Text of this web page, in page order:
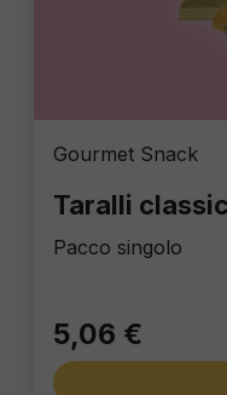
Gourmet Snack
Taralli
Pacco singolo
5,06 €